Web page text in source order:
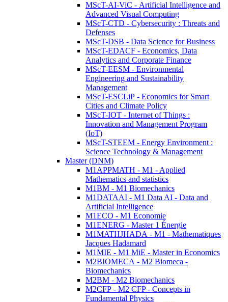
MScT-AI-ViC - Artificial Intelligence and
Advanced Visual Computing
MScT-CTD - Cybersecurity : Threats and
Defenses
MScT-DSB - Data Science for Business
MScT-EDACF - Economics, Data
Analytics and Corporate Finance
MScT-EESM - Environmental
Engineering and Sustainability
Management
MScT-ESCLiP - Economics for Smart
Cities and Climate Policy
MScT-IOT - Internet of Things :
Innovation and Management Program
(IoT)
MScT-STEEM - Energy Environment :
Science Technology & Management
Master (DNM)
M1APPMATH - M1 - Applied
Mathematics and statistics
M1BM - M1 Biomechanics
M1DATAAI - M1 Data AI - Data and
Artificial Intelligence
M1ECO - M1 Economie
M1ENERG - Master 1 Énergie
M1MATHJHADA - M1 - Mathematiques
Jacques Hadamard
M1MIE - M1 MiE - Master in Economics
M2BIOMECA - M2 Biomeca -
Biomechanics
M2BM - M2 Biomechanics
M2CFP - M2 CFP - Concepts in
Fundamental Physics